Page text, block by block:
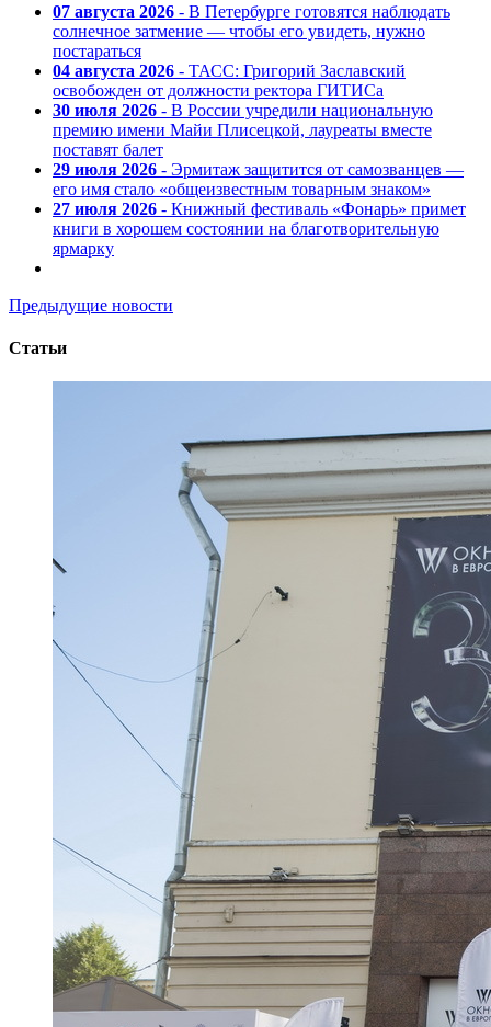
07 августа 2026 - В Петербурге готовятся наблюдать
солнечное затмение — чтобы его увидеть, нужно
постараться
04 августа 2026 - ТАСС: Григорий Заславский
освобожден от должности ректора ГИТИСа
30 июля 2026 - В России учредили национальную
премию имени Майи Плисецкой, лауреаты вместе
поставят балет
29 июля 2026 - Эрмитаж защитится от самозванцев —
его имя стало «общеизвестным товарным знаком»
27 июля 2026 - Книжный фестиваль «Фонарь» примет
книги в хорошем состоянии на благотворительную
ярмарку
Предыдущие новости
Статьи